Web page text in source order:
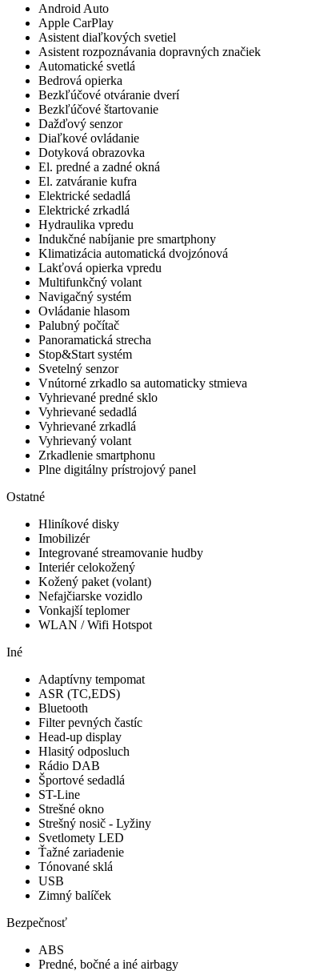
Android Auto
Apple CarPlay
Asistent diaľkových svetiel
Asistent rozpoznávania dopravných značiek
Automatické svetlá
Bedrová opierka
Bezkľúčové otváranie dverí
Bezkľúčové štartovanie
Dažďový senzor
Diaľkové ovládanie
Dotyková obrazovka
El. predné a zadné okná
El. zatváranie kufra
Elektrické sedadlá
Elektrické zrkadlá
Hydraulika vpredu
Indukčné nabíjanie pre smartphony
Klimatizácia automatická dvojzónová
Lakťová opierka vpredu
Multifunkčný volant
Navigačný systém
Ovládanie hlasom
Palubný počítač
Panoramatická strecha
Stop&Start systém
Svetelný senzor
Vnútorné zrkadlo sa automaticky stmieva
Vyhrievané predné sklo
Vyhrievané sedadlá
Vyhrievané zrkadlá
Vyhrievaný volant
Zrkadlenie smartphonu
Plne digitálny prístrojový panel
Ostatné
Hliníkové disky
Imobilizér
Integrované streamovanie hudby
Interiér celokožený
Kožený paket (volant)
Nefajčiarske vozidlo
Vonkajší teplomer
WLAN / Wifi Hotspot
Iné
Adaptívny tempomat
ASR (TC,EDS)
Bluetooth
Filter pevných častíc
Head-up display
Hlasitý odposluch
Rádio DAB
Športové sedadlá
ST-Line
Strešné okno
Strešný nosič - Lyžiny
Svetlomety LED
Ťažné zariadenie
Tónované sklá
USB
Zimný balíček
Bezpečnosť
ABS
Predné, bočné a iné airbagy